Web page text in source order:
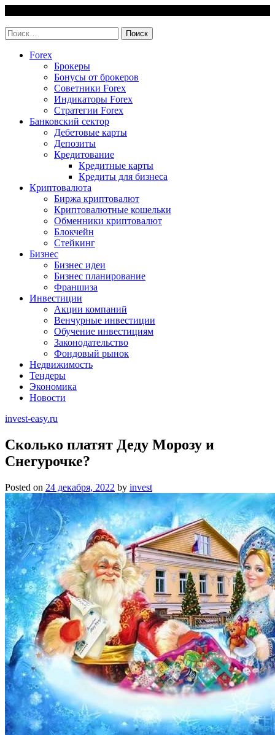
content
Найти:
Forex
Брокеры
Бонусы от брокеров
Советники Forex
Индикаторы Forex
Стратегии Forex
Банковский сектор
Дебетовые карты
Депозиты
Кредитование
Кредитные карты
Кредиты для бизнеса
Криптовалюта
Биржа криптовалют
Криптовалютные кошельки
Обменники криптовалют
Блокчейн
Стейкинг
Бизнес
Бизнес идеи
Бизнес планирование
Франшиза
Инвестиции
Акции компаний
Венчурные инвестиции
Обучение инвестициям
Законодательство
Фондовый рынок
Недвижимость
Тендеры
Экономика
Новости
invest-easy.ru
Сколько платят Деду Морозу и
Снегурочке?
Posted on 24 декабря, 2022 by invest